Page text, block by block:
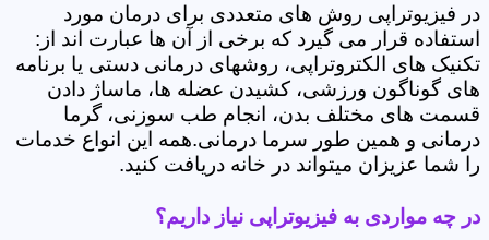
در فیزیوتراپی روش های متعددی برای درمان مورد
استفاده قرار می گیرد که برخی از آن ها عبارت اند از:
تکنیک های الکتروتراپی، روشهای درمانی دستی یا برنامه
های گوناگون ورزشی، کشیدن عضله ها، ماساژ دادن
قسمت های مختلف بدن، انجام طب سوزنی، گرما
درمانی و همین طور سرما درمانی.همه این انواع خدمات
را شما عزیزان میتواند در خانه دریافت کنید.
در چه مواردی به فیزیوتراپی نیاز داریم؟